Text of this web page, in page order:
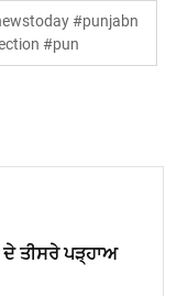
#punjabn
#pun
ਤੀਸਰੇ ਪੜ੍ਹਾਅ